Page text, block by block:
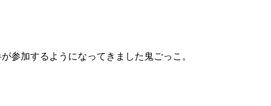
参加するようになってきました鬼ごっこ。